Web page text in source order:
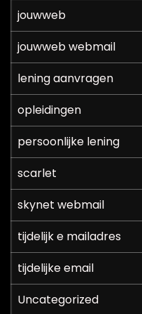
jouwweb
jouwweb webmail
lening aanvragen
opleidingen
persoonlijke lening
scarlet
skynet webmail
tijdelijk e mailadres
tijdelijke email
Uncategorized